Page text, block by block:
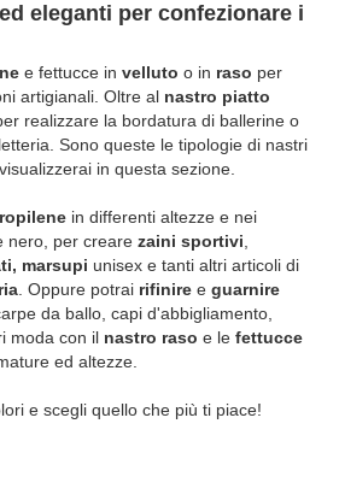
eleganti per confezionare i
e fettucce in velluto o in raso per
artigianali. Oltre al nastro piatto
realizzare la bordatura di ballerine o
Sono queste le tipologie di nastri
in questa sezione.
in differenti altezze e nei
nero, per creare zaini sportivi
marsupi unisex e tanti altri articoli di
. Oppure potrai rifinire e guarnire
da ballo, capi d'abbigliamento,
moda con il nastro raso e le fettucce
ed altezze.
e scegli quello che più ti piace!